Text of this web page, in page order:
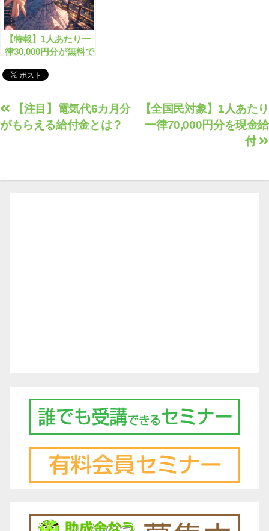
【特報】1人あたり一
律30,000円分が無料で
投
稿
ゲ
【全国民対象】1人あたり
一律70,000円分を現金給
付
【注目】電気代6カ月分
がもらえる給付金とは？